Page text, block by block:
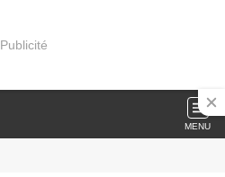
Publicité
MENU